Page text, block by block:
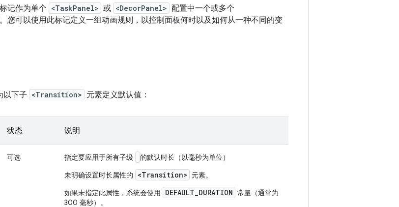
记作为单个 <TaskPanel> 或 <DecorPanel> 配置中一个或多个
您可以使用此标记定义一组动画规则，以控制面板何时以及如何从一种不同的变
以下子 <Transition> 元素定义默认值：
状态 说明
可选 指定要应用于所有子级
的默认时长（以毫秒为单位）
未明确设置时长属性的
<Transition>
元素。
如果未指定此属性，系统会使用
DEFAULT_DURATION 常量（通常为
300 毫秒）。